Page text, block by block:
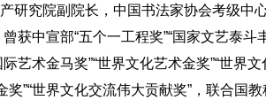
研究院副院长，中国书法家协会考级中
获中宣部“五个一工程奖”“国家文艺泰
艺术金马奖”“世界文化艺术金奖”“世界
”“世界文化交流伟大贡献奖”，联合国